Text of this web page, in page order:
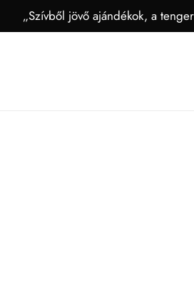
„Szívből jövő ajándékok, a